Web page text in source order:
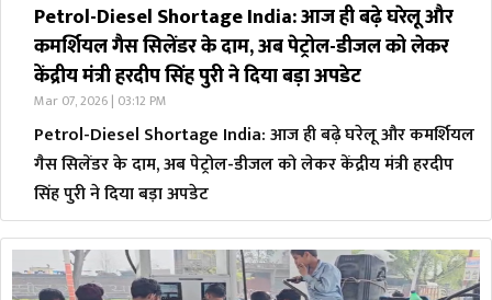
Petrol-Diesel Shortage India: आज ही बढ़े घरेलू और
कमर्शियल गैस सिलेंडर के दाम, अब पेट्रोल-डीजल को लेकर
केंद्रीय मंत्री हरदीप सिंह पुरी ने दिया बड़ा अपडेट
Mar 07, 2026 | 03:12 PM
Petrol-Diesel Shortage India: आज ही बढ़े घरेलू और कमर्शियल
गैस सिलेंडर के दाम, अब पेट्रोल-डीजल को लेकर केंद्रीय मंत्री हरदीप
सिंह पुरी ने दिया बड़ा अपडेट